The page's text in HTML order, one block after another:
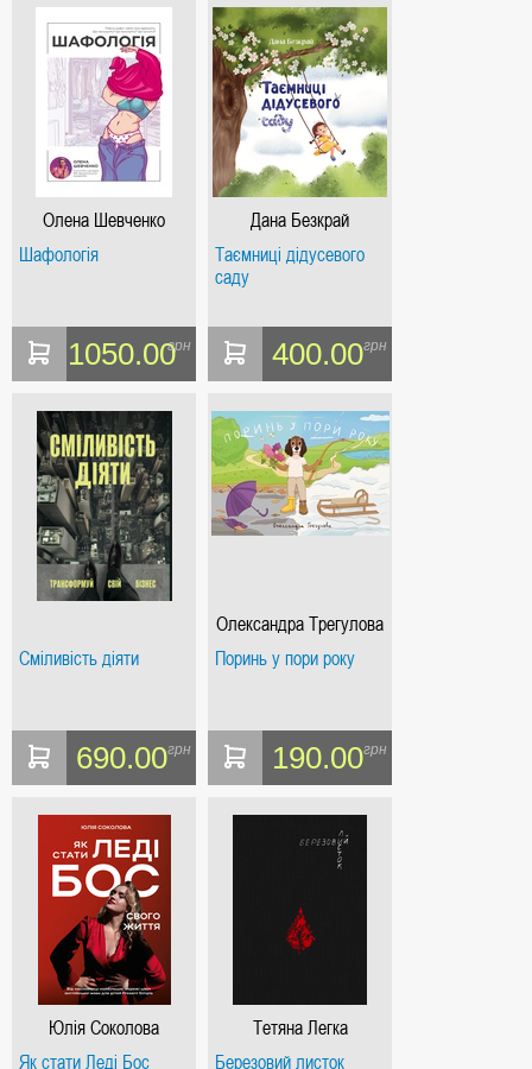
Олена Шевченко
Шафологія
1050.00грн
Дана Безкрай
Таємниці дідусевого
саду
400.00грн
Сміливість діяти
690.00грн
Олександра Трегулова
Поринь у пори року
190.00грн
Юлія Соколова
Як стати Леді Бос
Тетяна Легка
Березовий листок